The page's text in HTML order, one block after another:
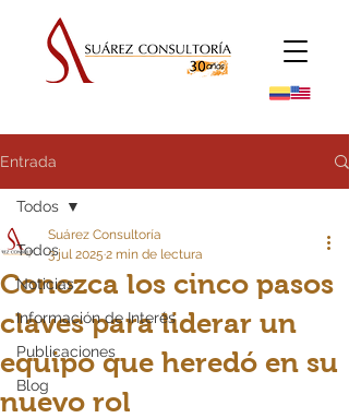
Entrada
Todos
Noticias
Información de Interés
Publicaciones
Blog
Todos
Conozca los cinco pasos
claves para liderar un
equipo que heredó en su
nuevo rol
Suárez Consultoría
3 jul 2025 2 min de lectura